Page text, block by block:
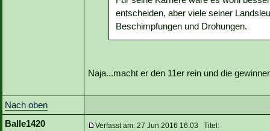
entscheiden, aber viele seiner
Beschimpfungen und Drohungen.
Naja...macht er den 11er rein und die
Nach oben
Balle1420
Verfasst am: 27 Jun 2016 16:03 Titel: